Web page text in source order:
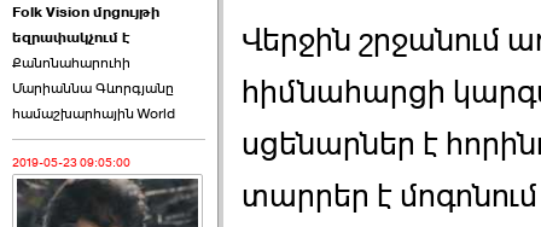
ԱԺ նախագահի
թեկնածու է ընտրվել
Ռուբեն Ռուբինյանը ›››
2026-06-23 21:28:00
Folk Vision մրցույթի
եզրափակչում է
Քանոնահարուհի
Մարիաննա Գևորգյանը
համաշխարհային World
2019-05-23 09:05:00
Վերջին շրջանում
հիմնահարցի
սցենարներ է
տարրեր է